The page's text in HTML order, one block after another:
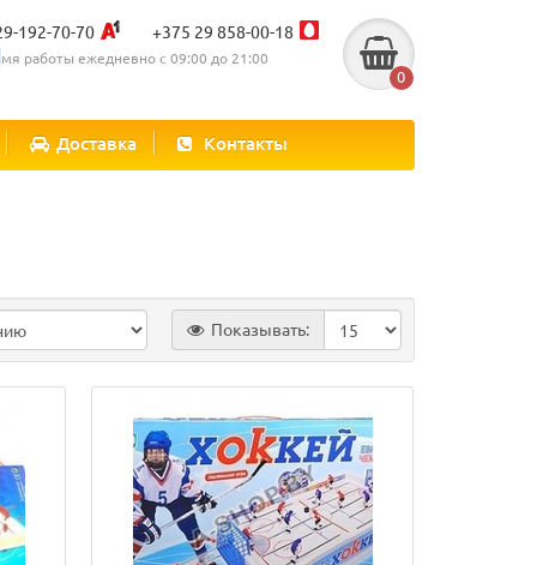
192-70-70 +375 29 858-00-18
работы ежедневно с 09:00 до 21:00
0
Доставка Контакты
Показывать: